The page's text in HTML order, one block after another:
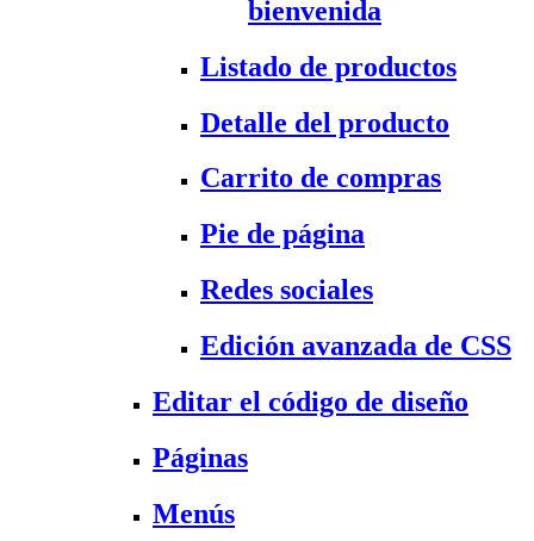
bienvenida
Listado de productos
Detalle del producto
Carrito de compras
Pie de página
Redes sociales
Edición avanzada de CSS
Editar el código de diseño
Páginas
Menús